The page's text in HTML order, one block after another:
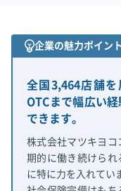
企業の魅力ポイント
全国3,464店舗
OTCまで幅広い
できます。
株式会社マツキヨコ
期的に働き続けられ
に特に力を入れてい